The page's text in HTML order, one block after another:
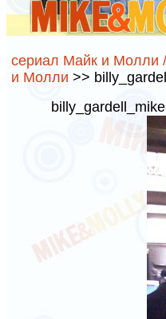
сериал Майк и Молли
и Молли >>